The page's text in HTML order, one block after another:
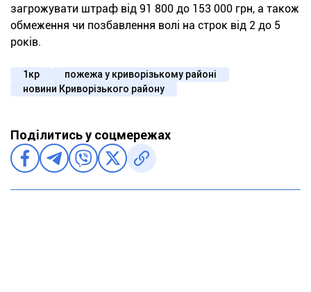
загрожувати штраф від 91 800 до 153 000 грн, а також
обмеження чи позбавлення волі на строк від 2 до 5
років.
1кр
пожежа у криворізькому районі
новини Криворізького району
Поділитись у соцмережах